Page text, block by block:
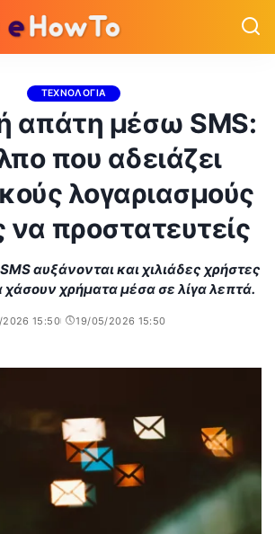
ΤΕΧΝΟΛΟΓΙΑ
απάτη μέσω SMS:
που αδειάζει
λογαριασμούς
να προστατευτείς
αυξάνονται και χιλιάδες χρήστες
χρήματα μέσα σε λίγα λεπτά.
2026 15:50
19/05/2026 15:50